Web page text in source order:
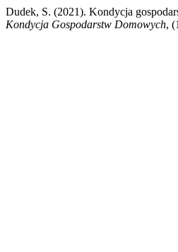
Dudek, S. (2021). Kondycja
Kondycja Gospodarstw Domowych,